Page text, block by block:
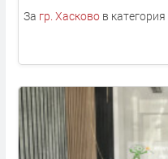
За гр. Хасковов категория